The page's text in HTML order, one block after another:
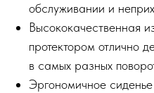
обслуживании и
Высококачественная
протектором отлично
в самых разных
Эргономичное